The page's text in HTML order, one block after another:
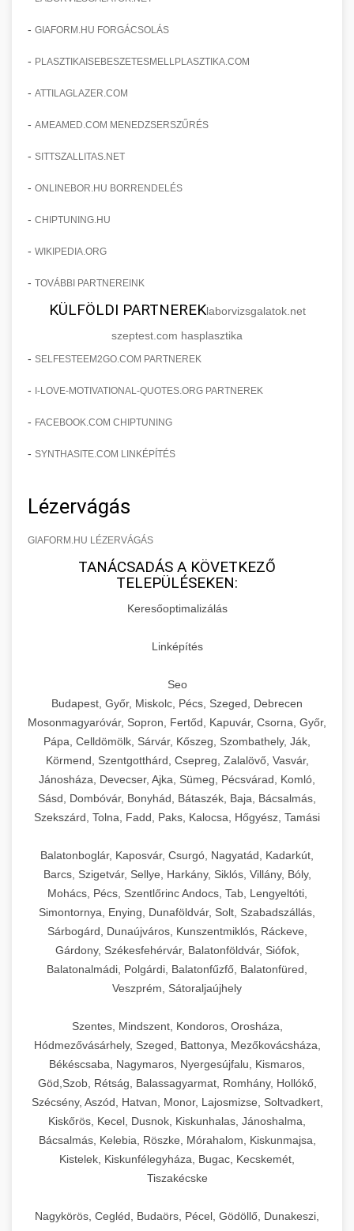
- GIAFORM.HU FORGÁCSOLÁS
- PLASZTIKAISEBESZETESMELLPLASZTIKA.COM
- ATTILAGLAZER.COM
- AMEAMED.COM MENEDZSERSZŰRÉS
- SITTSZALLITAS.NET
- ONLINEBOR.HU BORRENDELÉS
- CHIPTUNING.HU
- WIKIPEDIA.ORG
- TOVÁBBI PARTNEREINK
KÜLFÖLDI PARTNEREKlaborvizsgalatok.net
szeptest.com hasplasztika
- SELFESTEEM2GO.COM PARTNEREK
- I-LOVE-MOTIVATIONAL-QUOTES.ORG PARTNEREK
- FACEBOOK.COM CHIPTUNING
- SYNTHASITE.COM LINKÉPÍTÉS
Lézervágás
GIAFORM.HU LÉZERVÁGÁS
TANÁCSADÁS A KÖVETKEZŐ
TELEPÜLÉSEKEN:
Keresőoptimalizálás
Linképítés
Seo
Budapest, Győr, Miskolc, Pécs, Szeged, Debrecen
Mosonmagyaróvár, Sopron, Fertőd, Kapuvár, Csorna, Győr,
Pápa, Celldömölk, Sárvár, Kőszeg, Szombathely, Ják,
Körmend, Szentgotthárd, Csepreg, Zalalövő, Vasvár,
Jánosháza, Devecser, Ajka, Sümeg, Pécsvárad, Komló,
Sásd, Dombóvár, Bonyhád, Bátaszék, Baja, Bácsalmás,
Szekszárd, Tolna, Fadd, Paks, Kalocsa, Hőgyész, Tamási
Balatonboglár, Kaposvár, Csurgó, Nagyatád, Kadarkút,
Barcs, Szigetvár, Sellye, Harkány, Siklós, Villány, Bóly,
Mohács, Pécs, Szentlőrinc Andocs, Tab, Lengyeltóti,
Simontornya, Enying, Dunaföldvár, Solt, Szabadszállás,
Sárbogárd, Dunaújváros, Kunszentmiklós, Ráckeve,
Gárdony, Székesfehérvár, Balatonföldvár, Siófok,
Balatonalmádi, Polgárdi, Balatonfűzfő, Balatonfüred,
Veszprém, Sátoraljaújhely
Szentes, Mindszent, Kondoros, Orosháza,
Hódmezővásárhely, Szeged, Battonya, Mezőkovácsháza,
Békéscsaba, Nagymaros, Nyergesújfalu, Kismaros,
Göd,Szob, Rétság, Balassagyarmat, Romhány, Hollókő,
Szécsény, Aszód, Hatvan, Monor, Lajosmizse, Soltvadkert,
Kiskőrös, Kecel, Dusnok, Kiskunhalas, Jánoshalma,
Bácsalmás, Kelebia, Röszke, Mórahalom, Kiskunmajsa,
Kistelek, Kiskunfélegyháza, Bugac, Kecskemét,
Tiszakécske
Nagykörös, Cegléd, Budaörs, Pécel, Gödöllő, Dunakeszi,